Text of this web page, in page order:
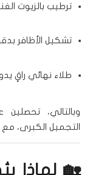
ترطيب بالزيوت
تشكيل الأظافر
طلاء نهائي راقٍ
وبالتالي،
التجميل الكبرى،
🏡 لماذا